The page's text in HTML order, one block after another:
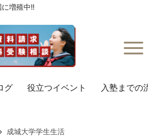
増殖中!!
グ 役立つイベント 入塾までの
成城大学学生生活